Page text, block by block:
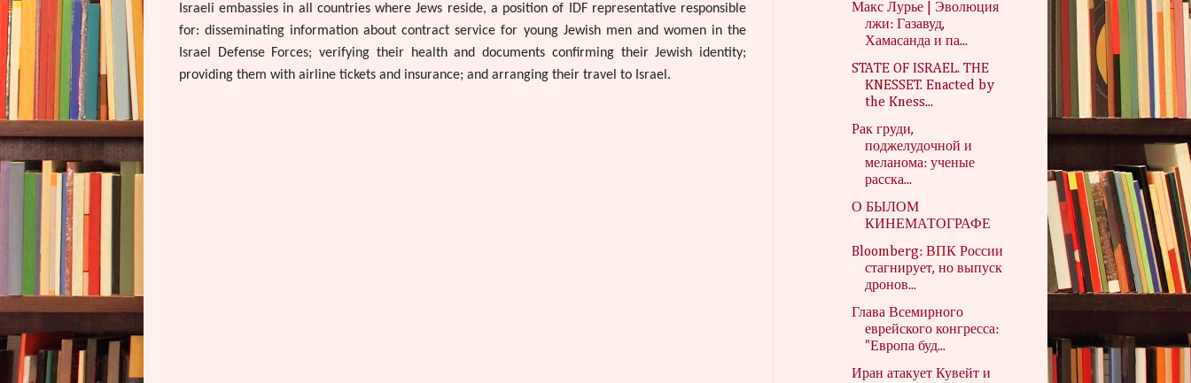
Israeli embassies in all countries where Jews reside, a position of IDF representative responsible
for: disseminating information about contract service for young Jewish men and women in the
Israel Defense Forces; verifying their health and documents confirming their Jewish identity;
providing them with airline tickets and insurance; and arranging their travel to Israel.
Макс Лурье | Эволюция
лжи: Газавуд,
Хамасанда и па...
STATE OF ISRAEL. THE
KNESSET. Enacted by
the Kness...
Рак груди,
поджелудочной и
меланома: ученые
расска...
О БЫЛОМ
КИНЕМАТОГРАФЕ
Bloomberg: ВПК России
стагнирует, но выпуск
дронов...
Глава Всемирного
еврейского конгресса:
"Европа буд...
Иран атакует Кувейт и